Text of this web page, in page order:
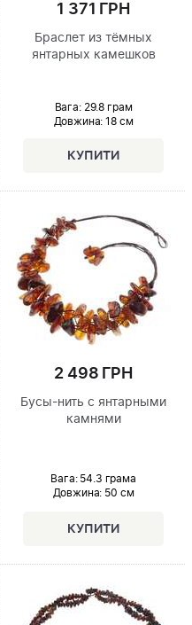
1 371 ГРН
Браслет из тёмных
янтарных камешков
Вага: 29.8 грам
Довжина: 18 см
2 498 ГРН
Бусы-нить с янтарными
камнями
Вага: 54.3 грама
Довжина: 50 см